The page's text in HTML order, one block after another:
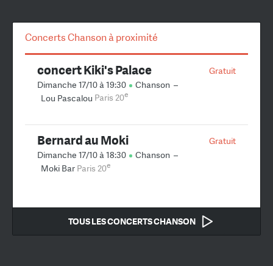
Concerts Chanson à proximité
Gratuit
concert Kiki's Palace
Dimanche 17/10 à 19:30 Chanson –
Lou Pascalou Paris 20e
Gratuit
Bernard au Moki
Dimanche 17/10 à 18:30 Chanson –
Moki Bar Paris 20e
TOUS LES CONCERTS CHANSON